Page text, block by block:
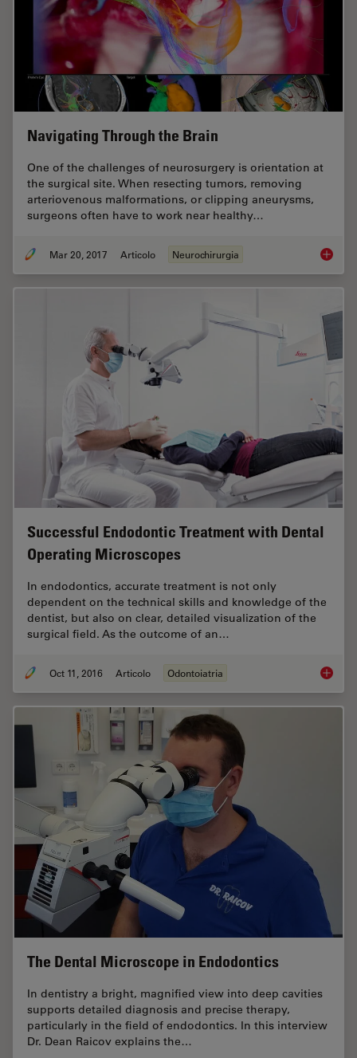
Navigating Through the Brain
One of the challenges of neurosurgery is orientation at
the surgical site. When resecting tumors, removing
arteriovenous malformations, or clipping aneurysms,
surgeons often have to work near healthy…
Mar 20, 2017 Articolo Neurochirurgia
Successful Endodontic Treatment with Dental
Operating Microscopes
In endodontics, accurate treatment is not only
dependent on the technical skills and knowledge of the
dentist, but also on clear, detailed visualization of the
surgical field. As the outcome of an…
Oct 11, 2016 Articolo Odontoiatria
The Dental Microscope in Endodontics
In dentistry a bright, magnified view into deep cavities
supports detailed diagnosis and precise therapy,
particularly in the field of endodontics. In this interview
Dr. Dean Raicov explains the…